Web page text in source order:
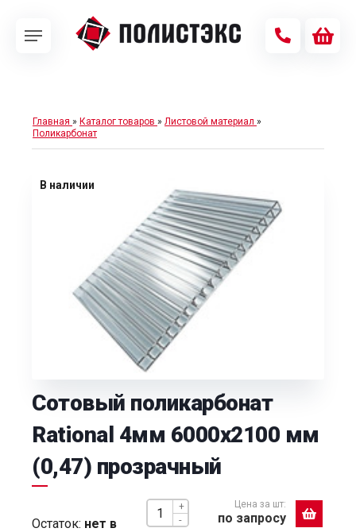
Главная » Каталог товаров » Листовой материал »
Поликарбонат
В наличии
Сотовый поликарбонат
Rational 4мм 6000х2100 мм
(0,47) прозрачный
-
+ Цена за шт:
по запросу
Остаток: нет в